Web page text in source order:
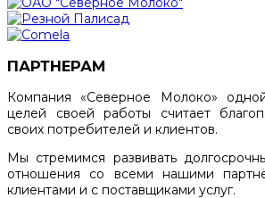
ПАРТНЕРАМ
Компания «Северное Молоко»
целей своей работы считает
своих потребителей и клиентов.
Мы стремимся развивать
отношения со всеми нашими
клиентами и с поставщиками услуг.